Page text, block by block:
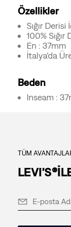
Özellikler
Sığır Derisi
100% Sığır
En : 37mm
İtalya'da
Beden
Inseam :
TÜM